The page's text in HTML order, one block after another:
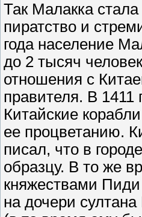
Так Малакка
пиратство и
года население
до 2 тысяч
отношения с
правителя. В
Китайские
ее процветанию.
писал, что в
образцу. В то же
княжествами
на дочери